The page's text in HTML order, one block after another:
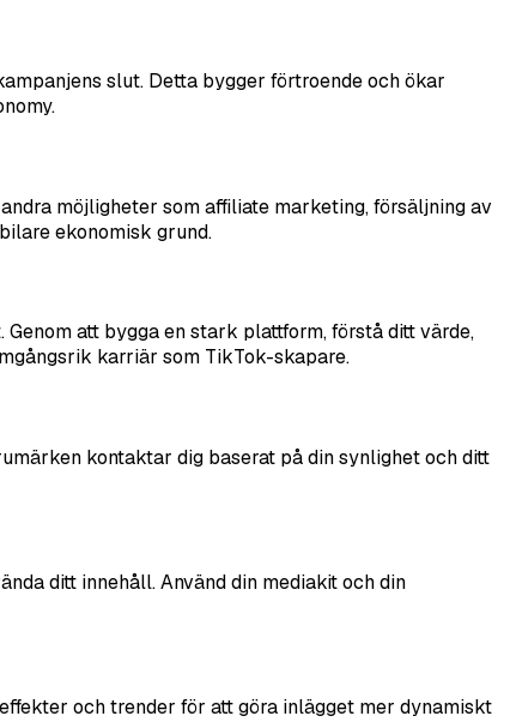
slut. Detta bygger förtroende och ökar
möjligheter som affiliate marketing, försäljning av
ekonomisk grund.
att bygga en stark plattform, förstå ditt värde,
karriär som TikTok-skapare.
kontaktar dig baserat på din synlighet och ditt
ditt innehåll. Använd din mediakit och din
och trender för att göra inlägget mer dynamiskt